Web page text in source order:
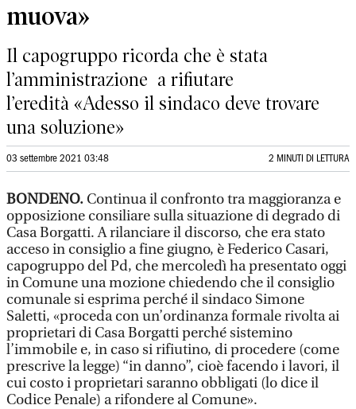
muova»
Il capogruppo ricorda che è stata
l’amministrazione a rifiutare
l’eredità «Adesso il sindaco deve trovare
una soluzione»
03 settembre 2021 03:48 2 MINUTI DI LETTURA
BONDENO. Continua il confronto tra maggioranza e
opposizione consiliare sulla situazione di degrado di
Casa Borgatti. A rilanciare il discorso, che era stato
acceso in consiglio a fine giugno, è Federico Casari,
capogruppo del Pd, che mercoledì ha presentato oggi
in Comune una mozione chiedendo che il consiglio
comunale si esprima perché il sindaco Simone
Saletti, «proceda con un’ordinanza formale rivolta ai
proprietari di Casa Borgatti perché sistemino
l’immobile e, in caso si rifiutino, di procedere (come
prescrive la legge) “in danno”, cioè facendo i lavori, il
cui costo i proprietari saranno obbligati (lo dice il
Codice Penale) a rifondere al Comune».